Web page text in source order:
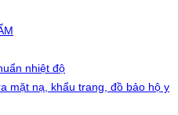
nhiệt độ
mặt nạ, khẩu trang, đồ bảo hộ y